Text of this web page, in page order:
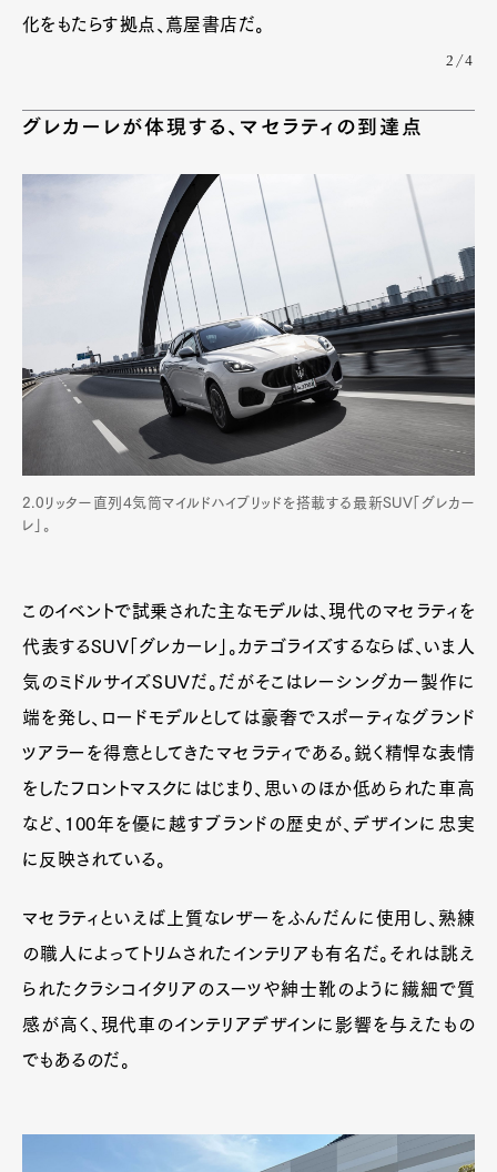
Product CultureLifestyle
Pen Membership
Magazine
化をもたらす拠点、蔦屋書店だ。
2/4
グレカーレが体現する、マセラティの到達点
2.0リッター直列4気筒マイルドハイブリッドを搭載する最新SUV「グレカー
レ」。
このイベントで試乗された主なモデルは、現代のマセラティを
代表するSUV「グレカーレ」。カテゴライズするならば、いま人
気のミドルサイズSUVだ。だがそこはレーシングカー製作に
端を発し、ロードモデルとしては豪奢でスポーティなグランド
ツアラーを得意としてきたマセラティである。鋭く精悍な表情
をしたフロントマスクにはじまり、思いのほか低められた車高
など、100年を優に越すブランドの歴史が、デザインに忠実
に反映されている。
マセラティといえば上質なレザーをふんだんに使用し、熟練
の職人によってトリムされたインテリアも有名だ。それは誂え
られたクラシコイタリアのスーツや紳士靴のように繊細で質
感が高く、現代車のインテリアデザインに影響を与えたもの
でもあるのだ。